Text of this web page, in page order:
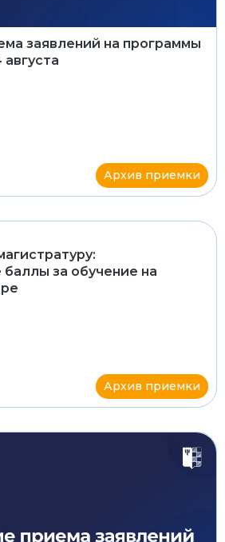
заявлений на программы
Архив приемки
за обучение на
Архив приемки